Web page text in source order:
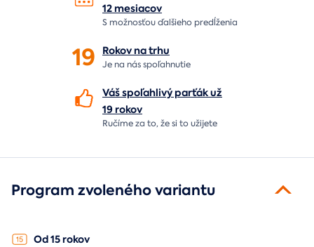
12 mesiacov
S možnosťou ďalšieho predĺženia
19 Rokov natrhu
Je na násspoľahnutie
Váš spoľahlivý parťák už
19 rokov
Ručíme za to,že si to užijete
Program zvoleného variantu
Od 15 rokov